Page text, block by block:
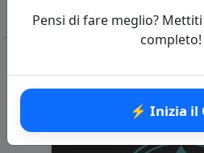
Pensi di fare meglio?
⚡ Inizia il
Domande correlate